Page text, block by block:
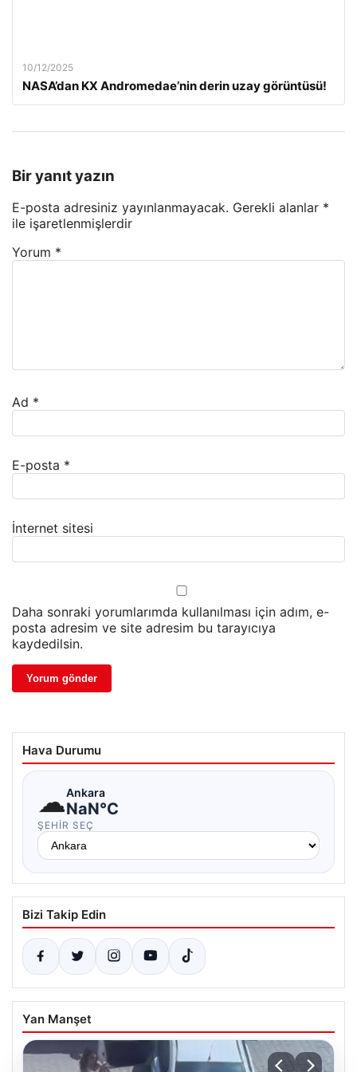
10/12/2025
NASA’dan KX Andromedae’nin derin uzay görüntüsü!
Bir yanıt yazın
E-posta adresiniz yayınlanmayacak. Gerekli alanlar *
ile işaretlenmişlerdir
Yorum *
Ad *
E-posta *
İnternet sitesi
Daha sonraki yorumlarımda kullanılması için adım, e-
posta adresim ve site adresim bu tarayıcıya
kaydedilsin.
Hava Durumu
☁Ankara
NaN°C
ŞEHIR SEÇ
Bizi Takip Edin
Yan Manşet